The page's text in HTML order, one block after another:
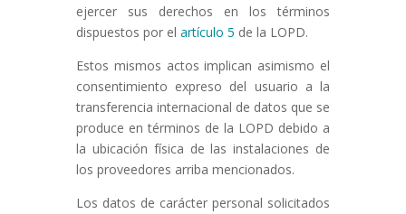
ejercer sus derechos en los términos
dispuestos por el artículo 5 de la LOPD.
Estos mismos actos implican asimismo el
consentimiento expreso del usuario a la
transferencia internacional de datos que se
produce en términos de la LOPD debido a
la ubicación física de las instalaciones de
los proveedores arriba mencionados.
Los datos de carácter personal solicitados